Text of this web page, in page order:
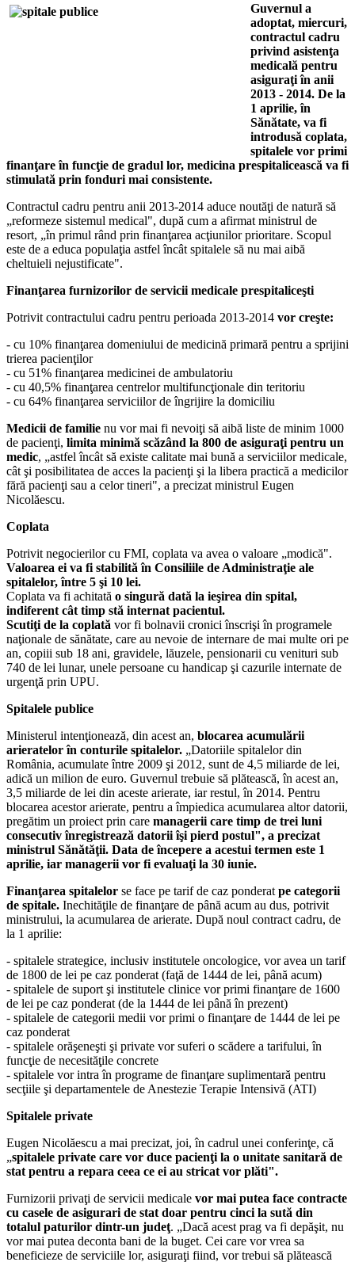
Guvernul a
adoptat, miercuri,
contractul cadru
privind asistenţa
medicală pentru
asiguraţi în anii
2013 - 2014. De la
1 aprilie, în
Sănătate, va fi
introdusă coplata,
spitalele vor primi
finanţare în funcţie de gradul lor, medicina prespitalicească va fi
stimulată prin fonduri mai consistente.
Contractul cadru pentru anii 2013-2014 aduce noutăţi de natură să
„reformeze sistemul medical", după cum a afirmat ministrul de
resort, „în primul rând prin finanţarea acţiunilor prioritare. Scopul
este de a educa populaţia astfel încât spitalele să nu mai aibă
cheltuieli nejustificate".
Finanţarea furnizorilor de servicii medicale prespitaliceşti
Potrivit contractului cadru pentru perioada 2013-2014 vor creşte:
- cu 10% finanţarea domeniului de medicină primară pentru a sprijini
trierea pacienţilor
- cu 51% finanţarea medicinei de ambulatoriu
- cu 40,5% finanţarea centrelor multifuncţionale din teritoriu
- cu 64% finanţarea serviciilor de îngrijire la domiciliu
Medicii de familie nu vor mai fi nevoiţi să aibă liste de minim 1000
de pacienţi, limita minimă scăzând la 800 de asiguraţi pentru un
medic, „astfel încât să existe calitate mai bună a serviciilor medicale,
cât şi posibilitatea de acces la pacienţi şi la libera practică a medicilor
fără pacienţi sau a celor tineri", a precizat ministrul Eugen
Nicolăescu.
Coplata
Potrivit negocierilor cu FMI, coplata va avea o valoare „modică".
Valoarea ei va fi stabilită în Consiliile de Administraţie ale
spitalelor, între 5 şi 10 lei.
Coplata va fi achitată o singură dată la ieşirea din spital,
indiferent cât timp stă internat pacientul.
Scutiţi de la coplată vor fi bolnavii cronici înscrişi în programele
naţionale de sănătate, care au nevoie de internare de mai multe ori pe
an, copiii sub 18 ani, gravidele, lăuzele, pensionarii cu venituri sub
740 de lei lunar, unele persoane cu handicap şi cazurile internate de
urgenţă prin UPU.
Spitalele publice
Ministerul intenţionează, din acest an, blocarea acumulării
arieratelor în conturile spitalelor. „Datoriile spitalelor din
România, acumulate între 2009 şi 2012, sunt de 4,5 miliarde de lei,
adică un milion de euro. Guvernul trebuie să plătească, în acest an,
3,5 miliarde de lei din aceste arierate, iar restul, în 2014. Pentru
blocarea acestor arierate, pentru a împiedica acumularea altor datorii,
pregătim un proiect prin care managerii care timp de trei luni
consecutiv înregistrează datorii îşi pierd postul", a precizat
ministrul Sănătăţii. Data de începere a acestui termen este 1
aprilie, iar managerii vor fi evaluaţi la 30 iunie.
Finanţarea spitalelor se face pe tarif de caz ponderat pe categorii
de spitale. Inechităţile de finanţare de până acum au dus, potrivit
ministrului, la acumularea de arierate. După noul contract cadru, de
la 1 aprilie:
- spitalele strategice, inclusiv institutele oncologice, vor avea un tarif
de 1800 de lei pe caz ponderat (faţă de 1444 de lei, până acum)
- spitalele de suport şi institutele clinice vor primi finanţare de 1600
de lei pe caz ponderat (de la 1444 de lei până în prezent)
- spitalele de categorii medii vor primi o finanţare de 1444 de lei pe
caz ponderat
- spitalele orăşeneşti şi private vor suferi o scădere a tarifului, în
funcţie de necesităţile concrete
- spitalele vor intra în programe de finanţare suplimentară pentru
secţiile şi departamentele de Anestezie Terapie Intensivă (ATI)
Spitalele private
Eugen Nicolăescu a mai precizat, joi, în cadrul unei conferinţe, că
„spitalele private care vor duce pacienţi la o unitate sanitară de
stat pentru a repara ceea ce ei au stricat vor plăti".
Furnizorii privaţi de servicii medicale vor mai putea face contracte
cu casele de asigurari de stat doar pentru cinci la sută din
totalul paturilor dintr-un judeţ. „Dacă acest prag va fi depăşit, nu
vor mai putea deconta bani de la buget. Cei care vor vrea sa
beneficieze de serviciile lor, asiguraţi fiind, vor trebui să plătească